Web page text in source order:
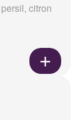
citron